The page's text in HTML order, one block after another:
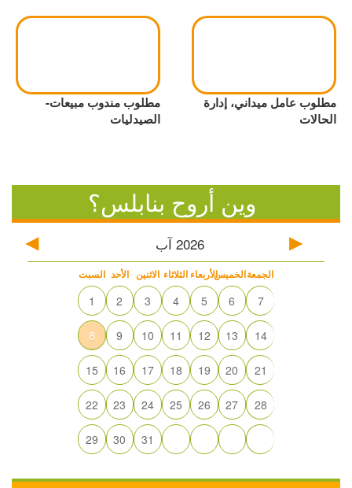
مطلوب عامل ميداني، إدارة
الحالات
مطلوب مندوب مبيعات-
الصيدليات
وين أروح بنابلس؟
2026 آب
السبت الأحد الاثنين الثلاثاء الأربعاءالخميسالجمعة
1 2 3 4 5 6 7
8 9 10 11 12 13 14
15 16 17 18 19 20 21
22 23 24 25 26 27 28
29 30 31